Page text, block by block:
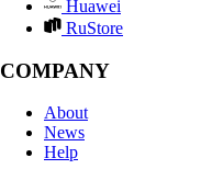
Huawei
RuStore
COMPANY
About
News
Help